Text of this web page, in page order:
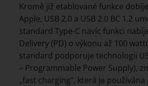
Kromě již etablované funkce
Apple, USB 2.0 a USB 2.0 BC 1.2
standard Type-C navíc funkci
Delivery (PD) o výkonu až 100
standard podporuje technologii
– Programmable Power Supply),
„fast charging“, která je